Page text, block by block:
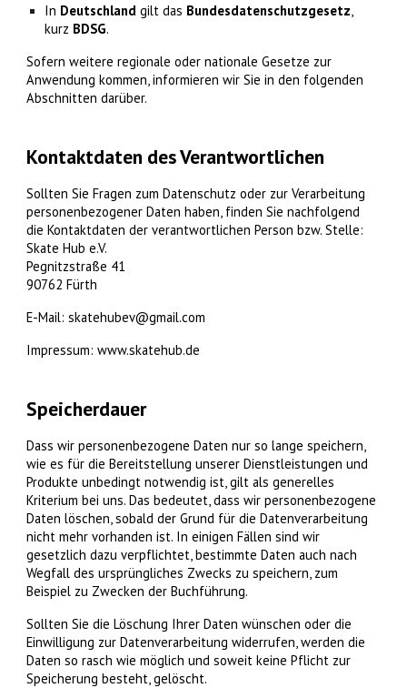
In Deutschland gilt das Bundesdatenschutzgesetz,
kurz BDSG.
Sofern weitere regionale oder nationale Gesetze zur
Anwendung kommen, informieren wir Sie in den folgenden
Abschnitten darüber.
Kontaktdaten des Verantwortlichen
Sollten Sie Fragen zum Datenschutz oder zur Verarbeitung
personenbezogener Daten haben, finden Sie nachfolgend
die Kontaktdaten der verantwortlichen Person bzw. Stelle:
Skate Hub e.V.
Pegnitzstraße 41
90762 Fürth
E-Mail: skatehubev@gmail.com
Impressum: www.skatehub.de
Speicherdauer
Dass wir personenbezogene Daten nur so lange speichern,
wie es für die Bereitstellung unserer Dienstleistungen und
Produkte unbedingt notwendig ist, gilt als generelles
Kriterium bei uns. Das bedeutet, dass wir personenbezogene
Daten löschen, sobald der Grund für die Datenverarbeitung
nicht mehr vorhanden ist. In einigen Fällen sind wir
gesetzlich dazu verpflichtet, bestimmte Daten auch nach
Wegfall des ursprüngliches Zwecks zu speichern, zum
Beispiel zu Zwecken der Buchführung.
Sollten Sie die Löschung Ihrer Daten wünschen oder die
Einwilligung zur Datenverarbeitung widerrufen, werden die
Daten so rasch wie möglich und soweit keine Pflicht zur
Speicherung besteht, gelöscht.